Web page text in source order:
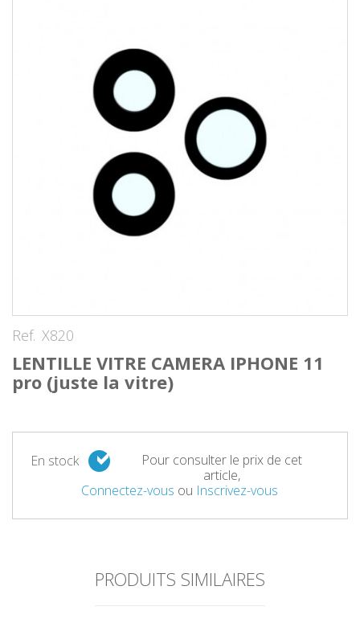
Ref. X820
LENTILLE VITRE CAMERA IPHONE 11
pro (juste la vitre)
En stock
Pour consulter le prix de cet
article,
Connectez-vous ou Inscrivez-vous
PRODUITS SIMILAIRES